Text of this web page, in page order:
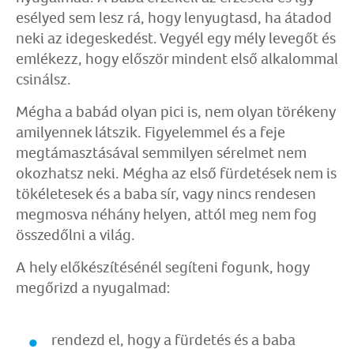
esélyed sem lesz rá, hogy lenyugtasd, ha átadod
neki az idegeskedést. Vegyél egy mély levegőt és
emlékezz, hogy először mindent első alkalommal
csinálsz.
Mégha a babád olyan pici is, nem olyan törékeny
amilyennek látszik. Figyelemmel és a feje
megtámasztásával semmilyen sérelmet nem
okozhatsz neki. Mégha az első fürdetések nem is
tökéletesek és a baba sír, vagy nincs rendesen
megmosva néhány helyen, attól meg nem fog
összedőlni a világ.
A hely előkészítésénél segíteni fogunk, hogy
megőrizd a nyugalmad:
rendezd el, hogy a fürdetés és a baba